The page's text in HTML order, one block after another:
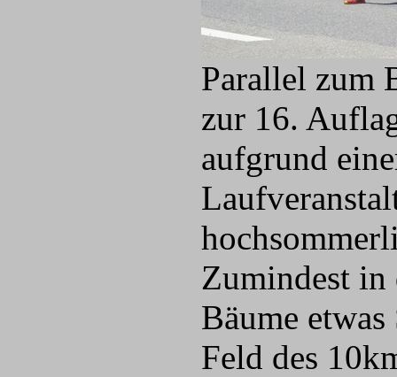
Parallel zum
zur 16.
aufgrund
Zumindest in
Bäume
Feld des